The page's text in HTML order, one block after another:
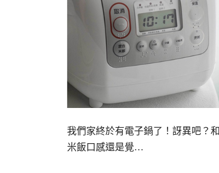
我們家終於有電子鍋了！訝異吧？
米飯口感還是覺…